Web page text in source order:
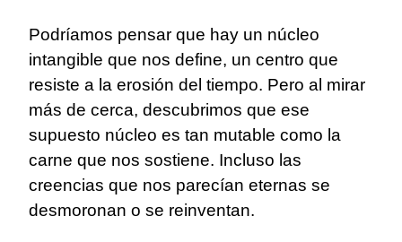
Podríamos pensar que hay un núcleo
intangible que nos define, un centro que
resiste a la erosión del tiempo. Pero al mirar
más de cerca, descubrimos que ese
supuesto núcleo es tan mutable como la
carne que nos sostiene. Incluso las
creencias que nos parecían eternas se
desmoronan o se reinventan.